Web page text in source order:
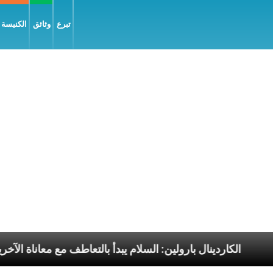
وثائق تبرع
الكاردينال بارولين: السلام يبدأ الرسوليّة